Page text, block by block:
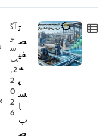
ت
ص
فی
ه
پ
س
ا
ب
ص
آگ
و
س
ت
2,
2
0
2
6